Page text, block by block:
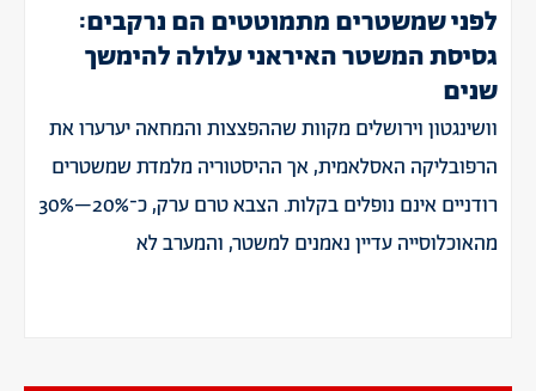
לפני שמשטרים מתמוטטים הם נרקבים:
גסיסת המשטר האיראני עלולה להימשך
שנים
וושינגטון וירושלים מקוות שההפצצות והמחאה יערערו את
הרפובליקה האסלאמית, אך ההיסטוריה מלמדת שמשטרים
רודניים אינם נופלים בקלות. הצבא טרם ערק, כ־20%–30%
מהאוכלוסייה עדיין נאמנים למשטר, והמערב לא